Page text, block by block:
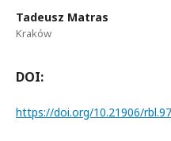
Tadeusz Matras
Kraków
DOI:
https://doi.org/10.21906/